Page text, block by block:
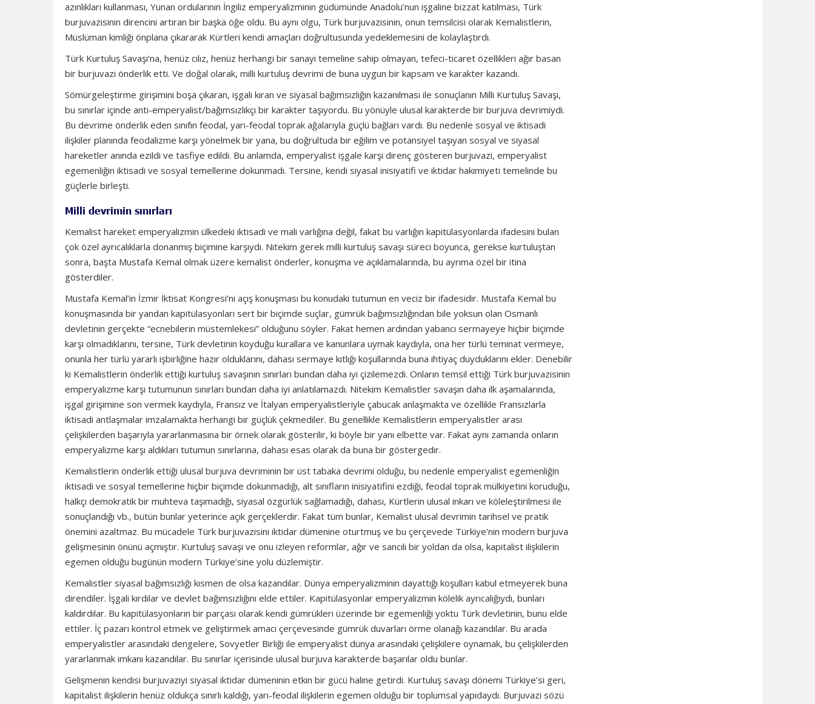
azınlıkları kullanması, Yunan ordularının İngiliz emperyalizminin güdümünde Anadolu’nun işgaline bizzat katılması, Türk
burjuvazisinin direncini artıran bir başka öğe oldu. Bu aynı olgu, Türk burjuvazisinin, onun temsilcisi olarak Kemalistlerin,
Müslüman kimliği önplana çıkararak Kürtleri kendi amaçları doğrultusunda yedeklemesini de kolaylaştırdı.
Türk Kurtuluş Savaşı’na, henüz cılız, henüz herhangi bir sanayi temeline sahip olmayan, tefeci-ticaret özellikleri ağır basan
bir burjuvazi önderlik etti. Ve doğal olarak, milli kurtuluş devrimi de buna uygun bir kapsam ve karakter kazandı.
Sömürgeleştirme girişimini boşa çıkaran, işgali kıran ve siyasal bağımsızlığın kazanılması ile sonuçlanın Milli Kurtuluş Savaşı,
bu sınırlar içinde anti-emperyalist/bağımsızlıkçı bir karakter taşıyordu. Bu yönüyle ulusal karakterde bir burjuva devrimiydi.
Bu devrime önderlik eden sınıfın feodal, yarı-feodal toprak ağalarıyla güçlü bağları vardı. Bu nedenle sosyal ve iktisadi
ilişkiler planında feodalizme karşı yönelmek bir yana, bu doğrultuda bir eğilim ve potansiyel taşıyan sosyal ve siyasal
hareketler anında ezildi ve tasfiye edildi. Bu anlamda, emperyalist işgale karşı direnç gösteren burjuvazi, emperyalist
egemenliğin iktisadi ve sosyal temellerine dokunmadı. Tersine, kendi siyasal inisiyatifi ve iktidar hakimiyeti temelinde bu
güçlerle birleşti.
Milli devrimin sınırları
Kemalist hareket emperyalizmin ülkedeki iktisadi ve mali varlığına değil, fakat bu varlığın kapitülasyonlarda ifadesini bulan
çok özel ayrıcalıklarla donanmış biçimine karşıydı. Nitekim gerek milli kurtuluş savaşı süreci boyunca, gerekse kurtuluştan
sonra, başta Mustafa Kemal olmak üzere kemalist önderler, konuşma ve açıklamalarında, bu ayrıma özel bir itina
gösterdiler.
Mustafa Kemal’in İzmir İktisat Kongresi’ni açış konuşması bu konudaki tutumun en veciz bir ifadesidir. Mustafa Kemal bu
konuşmasında bir yandan kapitülasyonları sert bir biçimde suçlar, gümrük bağımsızlığından bile yoksun olan Osmanlı
devletinin gerçekte “ecnebilerin müstemlekesi” olduğunu söyler. Fakat hemen ardından yabancı sermayeye hiçbir biçimde
karşı olmadıklarını, tersine, Türk devletinin koyduğu kurallara ve kanunlara uymak kaydıyla, ona her türlü teminat vermeye,
onunla her türlü yararlı işbirliğine hazır olduklarını, dahası sermaye kıtlığı koşullarında buna ihtiyaç duyduklarını ekler. Denebilir
ki Kemalistlerin önderlik ettiği kurtuluş savaşının sınırları bundan daha iyi çizilemezdi. Onların temsil ettiği Türk burjuvazisinin
emperyalizme karşı tutumunun sınırları bundan daha iyi anlatılamazdı. Nitekim Kemalistler savaşın daha ilk aşamalarında,
işgal girişimine son vermek kaydıyla, Fransız ve İtalyan emperyalistleriyle çabucak anlaşmakta ve özellikle Fransızlarla
iktisadi antlaşmalar imzalamakta herhangi bir güçlük çekmediler. Bu genellikle Kemalistlerin emperyalistler arası
çelişkilerden başarıyla yararlanmasına bir örnek olarak gösterilir, ki böyle bir yanı elbette var. Fakat aynı zamanda onların
emperyalizme karşı aldıkları tutumun sınırlarına, dahası esas olarak da buna bir göstergedir.
Kemalistlerin önderlik ettiği ulusal burjuva devriminin bir üst tabaka devrimi olduğu, bu nedenle emperyalist egemenliğin
iktisadi ve sosyal temellerine hiçbir biçimde dokunmadığı, alt sınıfların inisiyatifini ezdiği, feodal toprak mülkiyetini koruduğu,
halkçı demokratik bir muhteva taşımadığı, siyasal özgürlük sağlamadığı, dahası, Kürtlerin ulusal inkarı ve köleleştirilmesi ile
sonuçlandığı vb., bütün bunlar yeterince açık gerçeklerdir. Fakat tüm bunlar, Kemalist ulusal devrimin tarihsel ve pratik
önemini azaltmaz. Bu mücadele Türk burjuvazisini iktidar dümenine oturtmuş ve bu çerçevede Türkiye’nin modern burjuva
gelişmesinin önünü açmıştır. Kurtuluş savaşı ve onu izleyen reformlar, ağır ve sancılı bir yoldan da olsa, kapitalist ilişkilerin
egemen olduğu bugünün modern Türkiye’sine yolu düzlemiştir.
Kemalistler siyasal bağımsızlığı kısmen de olsa kazandılar. Dünya emperyalizminin dayattığı koşulları kabul etmeyerek buna
direndiler. İşgali kırdılar ve devlet bağımsızlığını elde ettiler. Kapitülasyonlar emperyalizmin kölelik ayrıcalığıydı, bunları
kaldırdılar. Bu kapitülasyonların bir parçası olarak kendi gümrükleri üzerinde bir egemenliği yoktu Türk devletinin, bunu elde
ettiler. İç pazarı kontrol etmek ve geliştirmek amacı çerçevesinde gümrük duvarları örme olanağı kazandılar. Bu arada
emperyalistler arasındaki dengelere, Sovyetler Birliği ile emperyalist dünya arasındaki çelişkilere oynamak, bu çelişkilerden
yararlanmak imkanı kazandılar. Bu sınırlar içerisinde ulusal burjuva karakterde başarılar oldu bunlar.
Gelişmenin kendisi burjuvaziyi siyasal iktidar dümeninin etkin bir gücü haline getirdi. Kurtuluş savaşı dönemi Türkiye’si geri,
kapitalist ilişkilerin henüz oldukça sınırlı kaldığı, yarı-feodal ilişkilerin egemen olduğu bir toplumsal yapıdaydı. Burjuvazi sözü